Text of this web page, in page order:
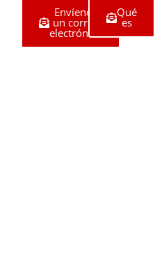
Envíenos
un correo
electrónico
Qué
es